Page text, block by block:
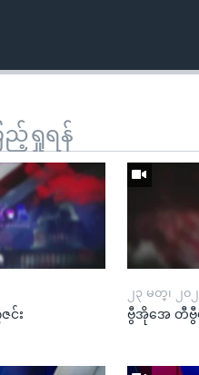
ည့်ရှုရန်
င်း
၂၃ မတ္၊ ၂၀
ဗွီအိုအေ တီဗွီမ